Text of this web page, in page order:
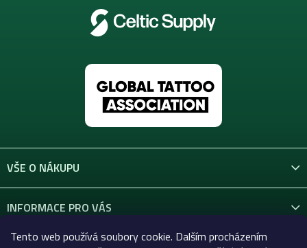
Tento web používá soubory cookie. Dalším procházením
VŠE O NÁKUPU
INFORMACE PRO VÁS